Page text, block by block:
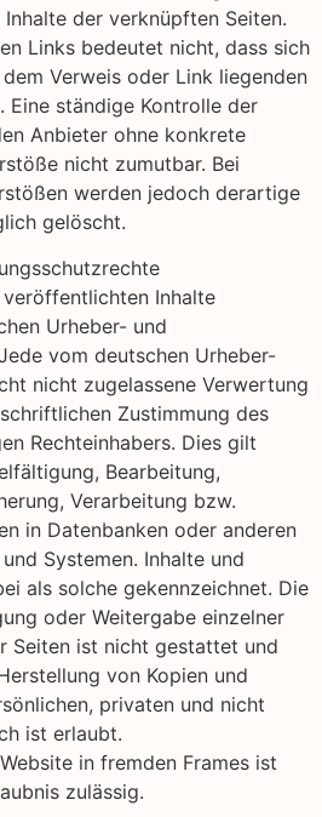
der verknüpften Seiten.
Links bedeutet nicht, dass sich
Verweis oder Link liegenden
Eine ständige Kontrolle der
Anbieter ohne konkrete
nicht zumutbar. Bei
werden jedoch derartige
gelöscht.
Inhalte
Urheber- und
vom deutschen Urheber-
nicht zugelassene Verwertung
Zustimmung des
Rechteinhabers. Dies gilt
Bearbeitung,
Verarbeitung bzw.
in Datenbanken oder anderen
Systemen. Inhalte und
als solche gekennzeichnet. Die
oder Weitergabe einzelner
Seiten ist nicht gestattet und
von Kopien und
privaten und nicht
ist erlaubt.
in fremden Frames ist
zulässig.